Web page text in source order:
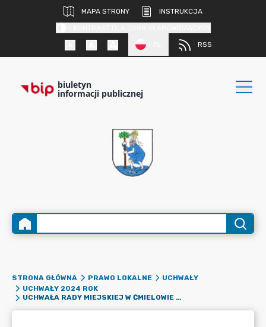
MAPA STRONY
INSTRUKCJA
RSS
biuletyn
informacji publicznej
STRONA GŁÓWNA PRAWO LOKALNE
UCHWAŁY
UCHWAŁY 2024 ROK
UCHWAŁA RADY MIEJSKIEJ W ĆMIELOWIE NR LXXXI/540/2024 Z DNIA 29 STYCZNIA 2024 R. W SPRAWIE WYODRĘBNIENIA ŚRODKÓW NA WSPIERANIE DOSKONALENIA ZAWODOWEGO NAUCZYCIELI, USTALENIA PLANU FINANSOWEGO FORM DOSKONALENIA ZAWODOWEGO NAUCZYCIELI ORAZ USTALENIA MAKSYMALNEJ KWOTY DOFINANSOWANIA OPŁAT W 2024 ROKU ZA KSZTAŁCENIE NAUCZYCIELI ZATRUDNIONYCH W SZKOŁACH, DLA KTÓRYCH ORGANEM PROWADZĄCYM JEST GMINA ĆMIELÓW.